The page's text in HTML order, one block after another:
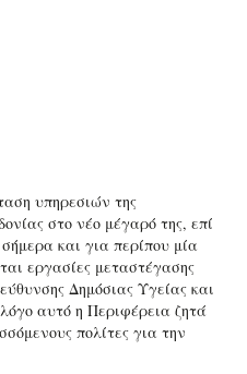
υπηρεσιών της
στο νέο μέγαρό της, επί
και για περίπου μία
εργασίες μεταστέγασης
Δημόσιας Υγείας και
αυτό η Περιφέρεια ζητά
πολίτες για την